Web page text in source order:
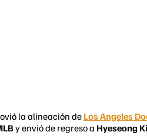
la alineación de Los Angeles
y envió de regreso a Hyeseong